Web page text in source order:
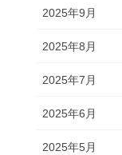
2025年9月
2025年8月
2025年7月
2025年6月
2025年5月